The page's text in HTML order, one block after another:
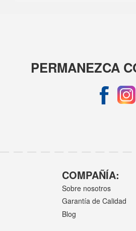
PERMANEZCA
COMPAÑÍA:
Sobre nosotros
Garantía de Calidad
Blog